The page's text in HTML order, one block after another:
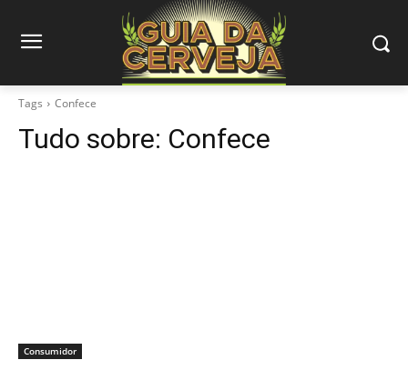
Tags Confece
Tudo sobre: Confece
Consumidor